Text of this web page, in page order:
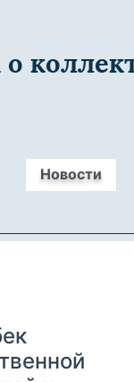
Новости